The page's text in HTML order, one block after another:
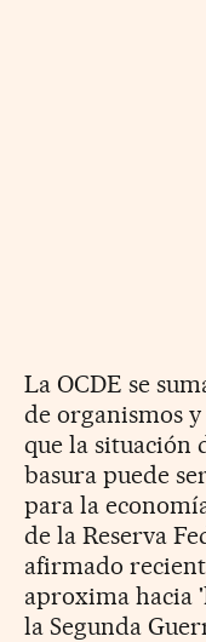
La OCDE se
de organismos
que la situación
basura puede
para la
de la Reserva
afirmado
aproxima hacia
la Segunda